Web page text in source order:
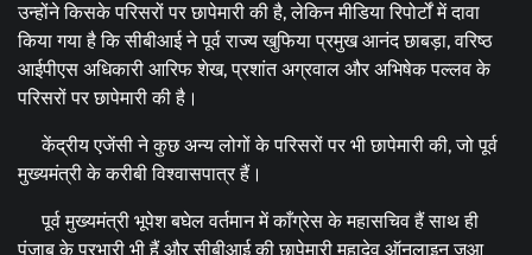
उन्होंने किसके परिसरों पर छापेमारी की है, लेकिन मीडिया रिपोर्टों में दावा
किया गया है कि सीबीआई ने पूर्व राज्य खुफिया प्रमुख आनंद छाबड़ा, वरिष्ठ
आईपीएस अधिकारी आरिफ शेख, प्रशांत अग्रवाल और अभिषेक पल्लव के
परिसरों पर छापेमारी की है।
केंद्रीय एजेंसी ने कुछ अन्य लोगों के परिसरों पर भी छापेमारी की, जो पूर्व
मुख्यमंत्री के करीबी विश्वासपात्र हैं।
पूर्व मुख्यमंत्री भूपेश बघेल वर्तमान में काँग्रेस के महासचिव हैं साथ ही
पंजाब के प्रभारी भी हैं और सीबीआई की छापेमारी महादेव ऑनलाइन जुआ